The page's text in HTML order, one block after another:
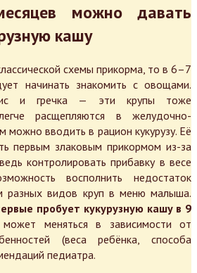
можно давать
кашу
схемы прикорма, то в 6–7
начинать знакомить с овощами.
и гречка — эти крупы тоже
расщепляются в желудочно-
можно вводить в рацион кукурузу. Её
первым злаковым прикормом из-за
контролировать прибавку в весе
восполнить недостаток
разных видов круп в меню малыша.
пробует кукурузную кашу в 9
меняться в зависимости от
(веса ребёнка, способа
педиатра.